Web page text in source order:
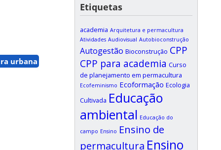
urbana
Etiquetas
academia Arquitetura e permacultura
Atividades Audiovisual Autobioconstrução
Autogestão Bioconstrução CPP
CPP para academia Curso
de planejamento em permacultura
Ecofeminismo Ecoformação Ecologia
Cultivada Educação
ambiental Educação do
campo Ensino Ensino de
permacultura Ensino